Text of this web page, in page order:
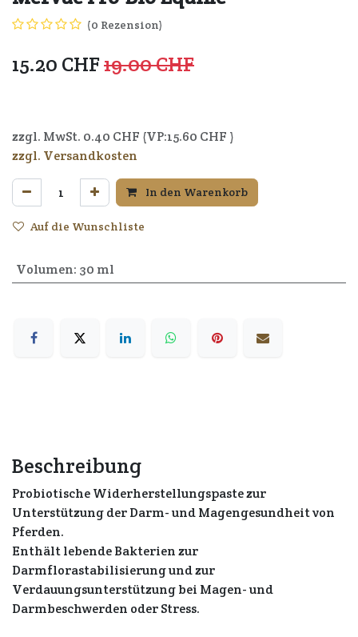
(0 Rezension)
15.20 CHF19.00CHF
zzgl. MwSt. 0.40 CHF (VP:15.60 CHF )
zzgl. Versandkosten
In den Warenkorb
Auf die Wunschliste
Volumen: 30 ml
Beschreibung
Probiotische Widerherstellungspaste zur
Unterstützung der Darm- und Magengesundheit von
Pferden.
Enthält lebende Bakterien zur
Darmflorastabilisierung und zur
Verdauungsunterstützung bei Magen- und
Darmbeschwerden oder Stress.